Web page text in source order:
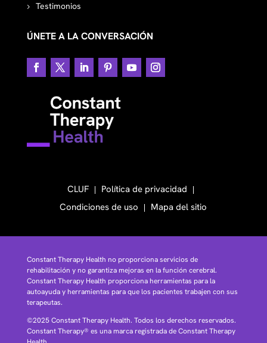
Testimonios
ÚNETE A LA CONVERSACIÓN
CLUF
Política de privacidad
Condiciones de uso
Mapa del sitio
Constant Therapy Health no proporciona servicios de
rehabilitación y no garantiza mejoras en la función cerebral.
Constant Therapy Health proporciona herramientas para la
autoayuda y herramientas para que los pacientes trabajen con sus
terapeutas.
©2025 Constant Therapy Health. Todos los derechos reservados.
Constant Therapy® es una marca registrada de Constant Therapy